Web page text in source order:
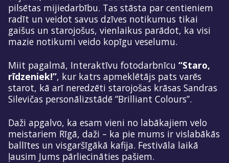
pilsētas mijiedarbību. Tas stāsta par centieniem
radīt un veidot savus dzīves notikumus tikai
gaišus un starojošus, vienlaikus parādot, ka visi
mazie notikumi veido kopīgu veselumu.
Miit pagalmā, Interaktīvu fotodarbnīcu “Staro,
rīdzeniek!”, kur katrs apmeklētājs pats varēs
starot, kā arī neredzēti starojošas krāsas Sandras
Silevičas personālizstādē ”Brilliant Colours”.
Daži apgalvo, ka esam vieni no labākajiem velo
meistariem Rīgā, daži – ka pie mums ir vislabākās
ballītes un visgaršīgākā kafija. Festivāla laikā
ļausim Jums pārliecināties pašiem.